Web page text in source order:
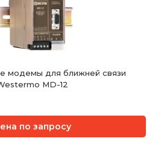
модемы для ближней связи
MD-12
по запросу